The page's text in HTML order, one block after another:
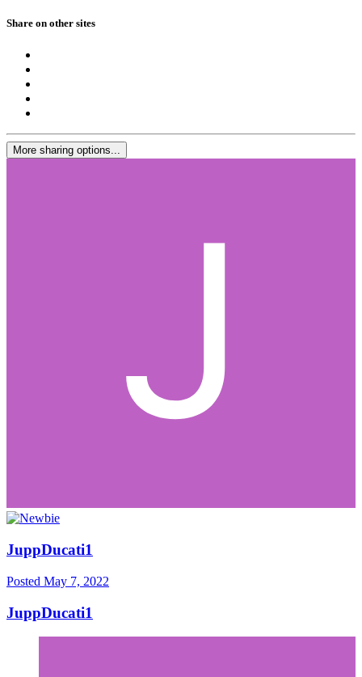
Share on other sites
More sharing options...
JuppDucati1
Posted May 7, 2022
JuppDucati1